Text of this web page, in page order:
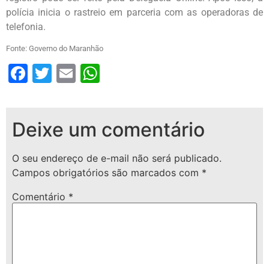
polícia inicia o rastreio em parceria com as operadoras de
telefonia.
Fonte: Governo do Maranhão
Facebook
Twitter
Email
Deixe um comentário
O seu endereço de e-mail não será publicado.
Campos obrigatórios são marcados com *
Comentário *